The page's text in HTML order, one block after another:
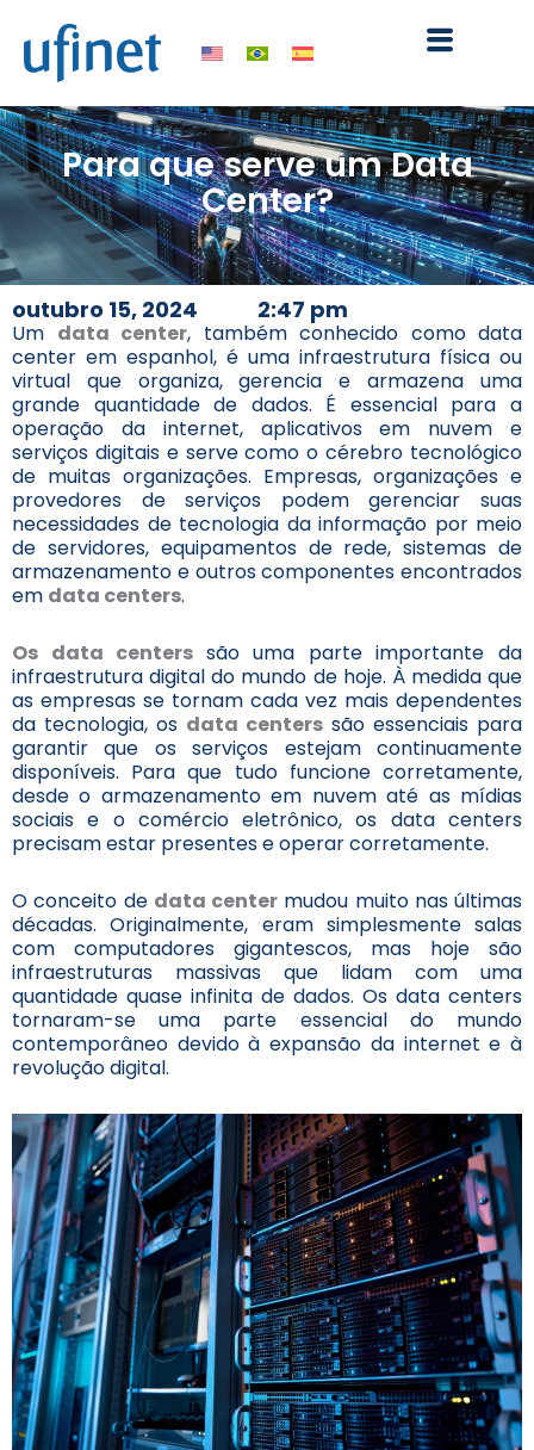
para
conteúdo
Para que serve um Data
Center?
outubro 15, 2024 2:47 pm
Um data center, também conhecido como data
center em espanhol, é uma infraestrutura física ou
virtual que organiza, gerencia e armazena uma
grande quantidade de dados. É essencial para a
operação da internet, aplicativos em nuvem e
serviços digitais e serve como o cérebro tecnológico
de muitas organizações. Empresas, organizações e
provedores de serviços podem gerenciar suas
necessidades de tecnologia da informação por meio
de servidores, equipamentos de rede, sistemas de
armazenamento e outros componentes encontrados
em data centers.
Os data centers são uma parte importante da
infraestrutura digital do mundo de hoje. À medida que
as empresas se tornam cada vez mais dependentes
da tecnologia, os data centers são essenciais para
garantir que os serviços estejam continuamente
disponíveis. Para que tudo funcione corretamente,
desde o armazenamento em nuvem até as mídias
sociais e o comércio eletrônico, os data centers
precisam estar presentes e operar corretamente.
O conceito de data center mudou muito nas últimas
décadas. Originalmente, eram simplesmente salas
com computadores gigantescos, mas hoje são
infraestruturas massivas que lidam com uma
quantidade quase infinita de dados. Os data centers
tornaram-se uma parte essencial do mundo
contemporâneo devido à expansão da internet e à
revolução digital.